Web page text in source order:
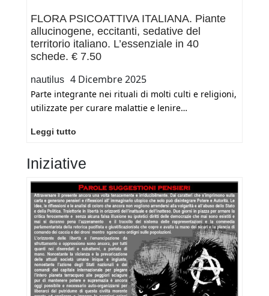
FLORA PSICOATTIVA ITALIANA. Piante
allucinogene, eccitanti, sedative del
territorio italiano. L’essenziale in 40
schede. € 7.50
nautilus 4 Dicembre 2025
Parte integrante nei rituali di molti culti e religioni,
utilizzate per curare malattie e lenire…
Leggi tutto
ITALIANA.
allucinogene,
eccitanti,
sedative
del
territorio
italiano.
L’essenziale
in
Iniziative